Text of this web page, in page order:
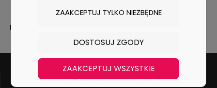
Twoje dane będą przetwarzane zgodnie z naszą
polityką prywatności
ZAAKCEPTUJ TYLKO NIEZBĘDNE
DOSTOSUJ ZGODY
ZAAKCEPTUJ WSZYSTKIE